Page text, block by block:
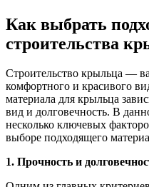
Как выбрать
строительства
Строительство крыльца —
комфортного и красивого
материала для крыльца
вид и долговечность. В
несколько ключевых
выборе подходящего
1. Прочность и